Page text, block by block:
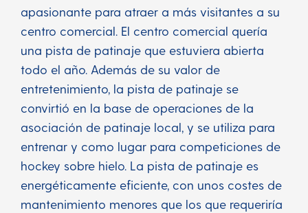
apasionante para atraer a más visitantes a su
centro comercial. El centro comercial quería
una pista de patinaje que estuviera abierta
todo el año. Además de su valor de
entretenimiento, la pista de patinaje se
convirtió en la base de operaciones de la
asociación de patinaje local, y se utiliza para
entrenar y como lugar para competiciones de
hockey sobre hielo. La pista de patinaje es
energéticamente eficiente, con unos costes de
mantenimiento menores que los que requeriría